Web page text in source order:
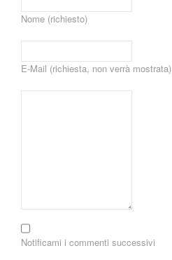
Nome (richiesto)
E-Mail (richiesta, non verrà mostrata)
Notificami i commenti successivi